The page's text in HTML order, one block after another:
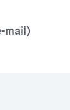
mail)